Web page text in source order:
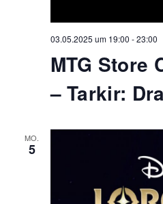
03.05.2025 um 19:00 -23:00
MTG Store
– Tarkir:
MO.
5